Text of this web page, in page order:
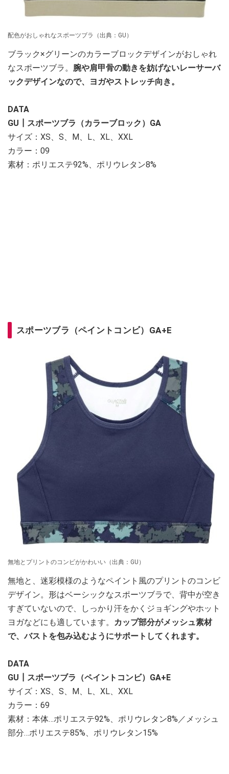
配色がおしゃれなスポーツブラ（出典：GU）
ブラック×グリーンのカラーブロックデザインがおしゃれ
なスポーツブラ。 腕や肩甲骨の動きを妨げないレーサーバ
ックデザインなので、ヨガやストレッチ向き。
DATA
GU┃スポーツブラ（カラーブロック）GA
サイズ：XS、S、M、L、XL、XXL
カラー：09
素材：ポリエステ92%、ポリウレタン8%
スポーツブラ（ペイントコンビ）GA+E
無地とプリントのコンビがかわいい（出典：GU）
無地と、迷彩模様のようなペイント風のプリントのコンビ
デザイン。形はベーシックなスポーツブラで、背中が空き
すぎていないので、しっかり汗をかくジョギングやホット
ヨガなどにも適しています。 カップ部分がメッシュ素材
で、バストを包み込むようにサポートしてくれます。
DATA
GU┃スポーツブラ（ペイントコンビ）GA+E
サイズ：XS、S、M、L、XL、XXL
カラー：69
素材：本体…ポリエステ92%、ポリウレタン8%／メッシュ
部分…ポリエステ85%、ポリウレタン15%